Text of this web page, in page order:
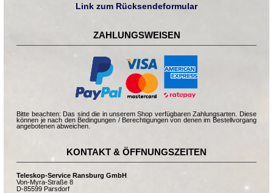
Link zum Rücksendeformular
ZAHLUNGSWEISEN
Bitte beachten: Das sind die in unserem Shop verfügbaren Zahlungsarten. Diese
können je nach den Bedingungen / Berechtigungen von denen im Bestellvorgang
angebotenen abweichen.
KONTAKT & ÖFFNUNGSZEITEN
Teleskop-Service Ransburg GmbH
Von-Myra-Straße 8
D-85599 Parsdorf